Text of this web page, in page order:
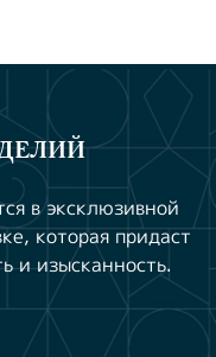
в эксклюзивной
которая придаст
и изысканность.